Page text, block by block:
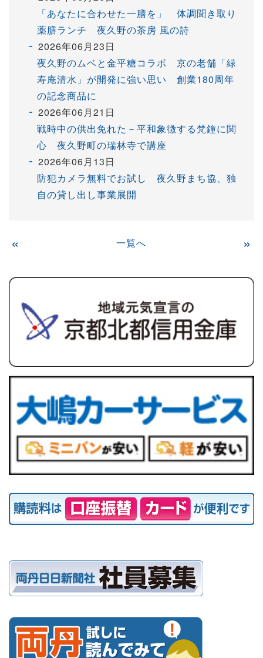
「あなたに合わせた一膳を」 体調聞き取り
薬膳ランチ 夜久野の茶房 風の詩
2026年06月23日
夜久野のムベと金平糖コラボ 京の老舗「緑
寿庵清水」が開発に強い思い 創業180周年
の記念商品に
2026年06月21日
戦時中の供出免れた－平和象徴する梵鐘に関
心 夜久野町の瑞林寺で講座
2026年06月13日
防犯カメラ無料でお試し 夜久野まち協、独
自の貸し出し事業展開
« 一覧へ